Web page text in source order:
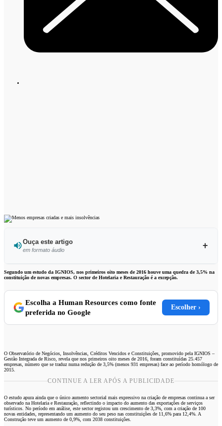
Ouça este artigo
em formato áudio
Ouvir este artigo
Segundo um estudo da IGNIOS, nos primeiros oito meses de 2016 houve uma quedra de 3,5% na
constituição de novas empresas. O sector de Hotelaria e Restauração é a excepção.
Escolha a Human Resources como fonte
preferida no Google
Escolher ›
O Observatório de Negócios, Insolvências, Créditos Vencidos e Constituições, promovido pela IGNIOS –
Gestão Integrada de Risco, revela que nos primeiros oito meses de 2016, foram constituídas 25.457
empresas, número que se traduz numa redução de 3,5% (menos 931 empresas) face ao período homólogo de
2015.
CONTINUE A LER APÓS A PUBLICIDADE
O estudo apura ainda que o único aumento sectorial mais expressivo na criação de empresas continua a ser
observado na Hotelaria e Restauração, reflectindo o impacto do aumento das exportações de serviços
turísticos. No período em análise, este sector registou um crescimento de 3,3%, com a criação de 100
novas entidades, representando um aumento do seu peso nas constituições de 11,6% para 12,4%. A
Construção teve um aumento de 0,9%, com 2038 constituições.